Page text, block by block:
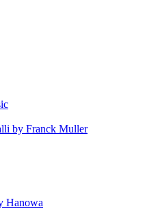
by Franck Muller
Hanowa